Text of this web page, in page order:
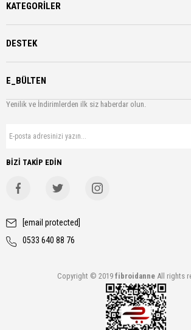
KATEGORİLER
DESTEK
E_BÜLTEN
Yenilik ve İndirimlerden ilk siz haberdar olun.
BİZİ TAKİP EDİN
[email protected]
0533 640 88 76
Copyright © 2019 fibroidanneAll rights